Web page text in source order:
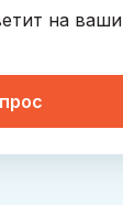
на ваши